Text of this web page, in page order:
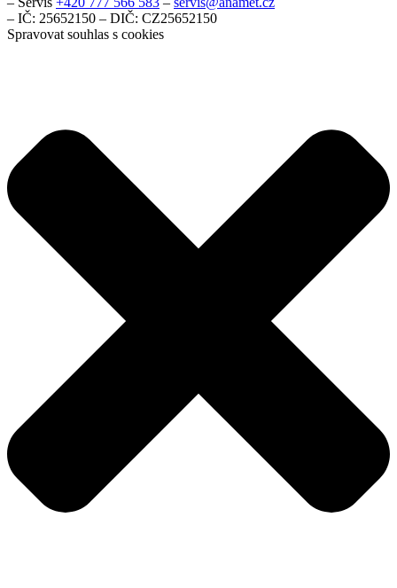
– IČ: 25652150 – DIČ: CZ25652150
Spravovat souhlas s cookies